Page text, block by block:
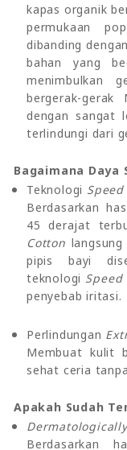
kapas organik
permukaan
dibanding
bahan yang
menimbulkan
bergerak-gerak
dengan sangat
terlindungi dari
Bagaimana Daya
Teknologi
Berdasarkan
45 derajat
Cotton
pipis bayi
teknologi Speed
penyebab iritasi.
Perlindungan
Membuat kulit
sehat ceria
Apakah Sudah
Berdasarkan